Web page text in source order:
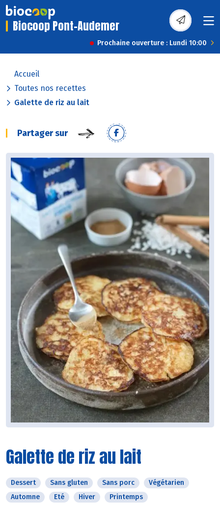
Biocoop Pont-Audemer
Prochaine ouverture : Lundi 10:00
Accueil
Toutes nos recettes
Galette de riz au lait
Partager sur
Galette de riz au lait
Dessert Sans gluten Sans porc
Végétarien
Automne
Eté Hiver Printemps